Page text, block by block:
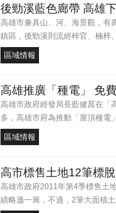
後勁溪藍色廊帶 高雄
高雄市兼具山、河、海景觀，有
鎮區，後勁溪則流經梓官、楠梓
區域情報
高雄推廣「種電」 免
高雄市政府經發局長藍健菖在「
多，高雄市府為推動「屋頂種電
區域情報
高市標售土地12筆標
高雄市政府2011年第4季標售土
績略遜一籌，不過，2筆大面積